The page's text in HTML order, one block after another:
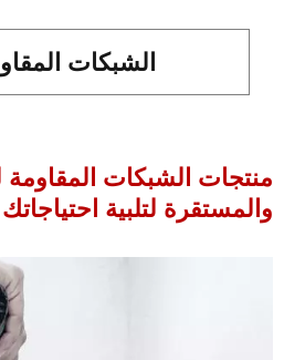
الشبكات
الشبكات المقاومة
لتلبية احتياجاتك